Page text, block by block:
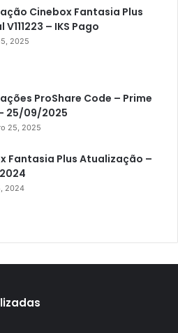
Extremo IPTV
Plus
IPTV
GX PRO
IPTV
Cinebox Fantasia Plus
– IKS Pago
2025
ProShare Code – Prime
25/09/2025
25, 2025
Fantasia Plus Atualização –
2024